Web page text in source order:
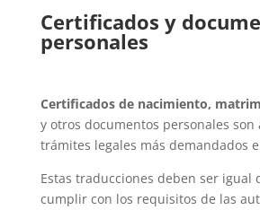
Certificados y
personales
Certificados de nacimiento,
y otros documentos personales son
trámites legales más demandados
Estas traducciones deben ser igual
cumplir con los requisitos de las